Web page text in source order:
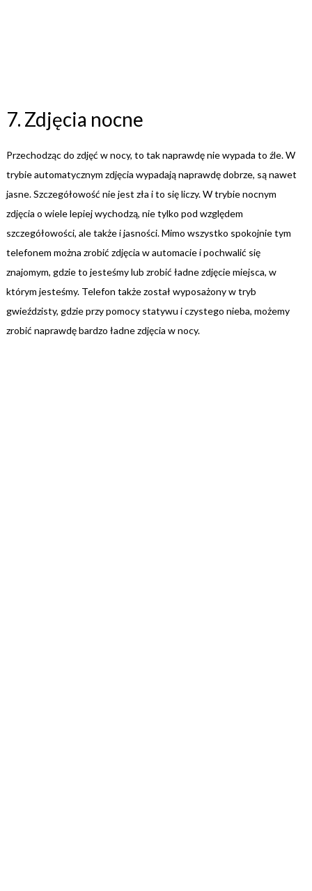
7. Zdjęcia nocne
Przechodząc do zdjęć w nocy, to tak naprawdę nie wypada to źle. W
trybie automatycznym zdjęcia wypadają naprawdę dobrze, są nawet
jasne. Szczegółowość nie jest zła i to się liczy. W trybie nocnym
zdjęcia o wiele lepiej wychodzą, nie tylko pod względem
szczegółowości, ale także i jasności. Mimo wszystko spokojnie tym
telefonem można zrobić zdjęcia w automacie i pochwalić się
znajomym, gdzie to jesteśmy lub zrobić ładne zdjęcie miejsca, w
którym jesteśmy. Telefon także został wyposażony w tryb
gwieździsty, gdzie przy pomocy statywu i czystego nieba, możemy
zrobić naprawdę bardzo ładne zdjęcia w nocy.